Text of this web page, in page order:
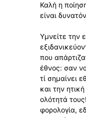
Καλή η
είναι
Υμνείτε την
που
έθνος: σαν
τί σημαίνει
και την
ολότητά
φορολογία,